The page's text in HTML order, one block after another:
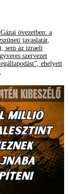
övezetben: a
javaslatát,
sem az izraeli
szervezet
ehelyett